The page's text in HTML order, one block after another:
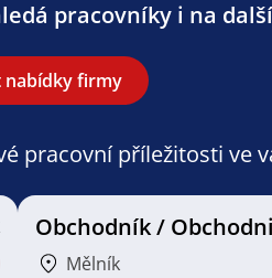
pracovníky i na
nabídky firmy
pracovní příležitosti ve
Obchodník /
Mělník